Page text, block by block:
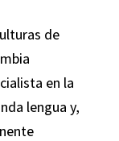
de
en la
lengua y,